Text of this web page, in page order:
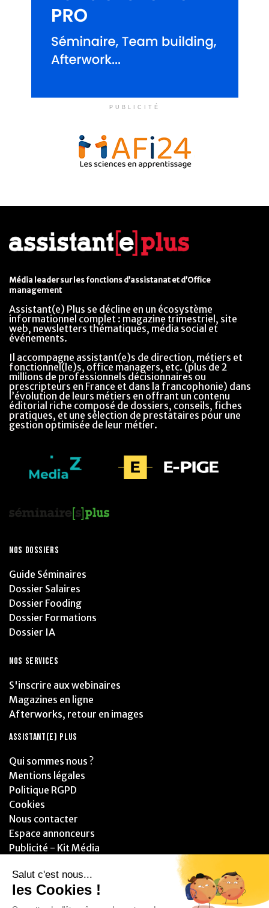
PUBLICITÉ
Média leader sur les fonctions d’assistanat et d’Office
management
Assistant(e) Plus se décline en un écosystème
informationnel complet : magazine trimestriel, site
web, newsletters thématiques, média social et
événements.
Il accompagne assistant(e)s de direction, métiers et
fonctionnel(le)s, office managers, etc. (plus de 2
millions de professionnels décisionnaires ou
prescripteurs en France et dans la francophonie) dans
l’évolution de leurs métiers en offrant un contenu
éditorial riche composé de dossiers, conseils, fiches
pratiques, et une sélection de prestataires pour une
gestion optimisée de leur métier.
NOS DOSSIERS
Guide Séminaires
Dossier Salaires
Dossier Fooding
Dossier Formations
Dossier IA
NOS SERVICES
S'inscrire aux webinaires
Magazines en ligne
Afterworks, retour en images
ASSISTANT(E) PLUS
Qui sommes nous ?
Mentions légales
Politique RGPD
Cookies
Nous contacter
Espace annonceurs
Publicité - Kit Média
PARTENAIRES